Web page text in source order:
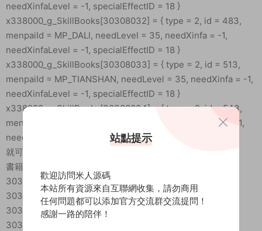
needXinfaLevel = -1, specialEffectID = 18 }
x338000_g_SkillBooks[30308032] = { type = 2, id = 483,
menpaiId = MP_DALI, needLevel = 35, needXinfa = -1,
needXinfaLevel = -1, specialEffectID = 18 }
x338000_g_SkillBooks[30308033] = { type = 2, id = 513,
menpaiId = MP_TIANSHAN, needLevel = 35, needXinfa = -1,
needXinfaLevel = -1, specialEffectID = 18 }
x338000_g_SkillBooks[30308034] = { type = 2, id = 543,
menpaiId = MP_XIAOYAO, needLevel = 35, needXinfa = -1,
needXinfaLevel = -1, specialEffectID = 18 }
就可以了。
書籍ID：
30308026 要訣:倒轉幹坤
30308027 要訣:舉火燒天
30308028 要訣:撥草尋蛇
30308029 要訣:空明式
站點提示
歡迎訪問米人源碼
本站所有資源來自互聯網收集，請勿商用
任何問題都可以添加官方交流群交流提問！
感謝一路的陪伴！